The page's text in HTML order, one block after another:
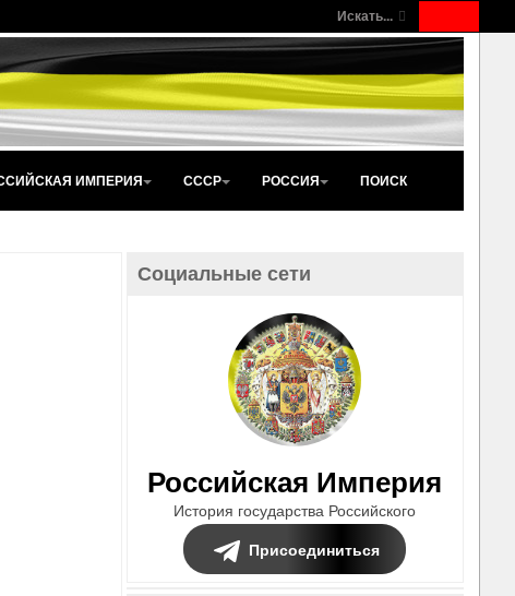
Искать...
ИМПЕРИЯ СССР РОССИЯ ПОИСК
Социальные сети
Российская Империя
История государства Российского
Присоединиться